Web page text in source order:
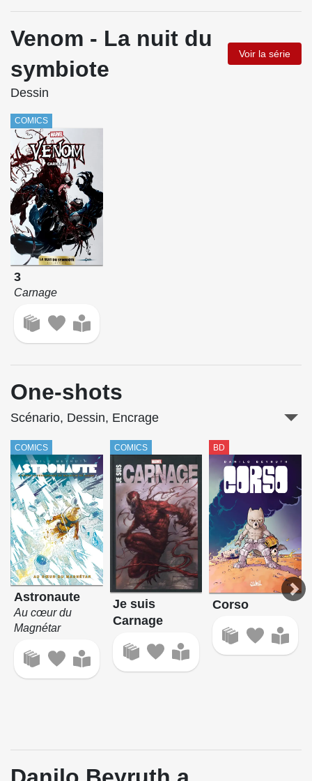
Venom - La nuit du
symbiote
Voir la série
Dessin
COMICS
3
Carnage
One-shots
Scénario, Dessin, Encrage
COMICS
Astronaute
Au cœur du
Magnétar
COMICS
Je suis
Carnage
BD
Corso